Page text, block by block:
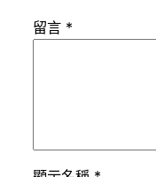
留言 *